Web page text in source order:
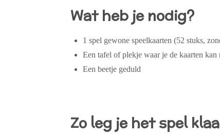
Wat heb je nodig?
1 spel gewone speelkaarten (52 stuks,
Een tafel of plekje waar je de kaarten kan
Een beetje geduld
Zo leg je het spel